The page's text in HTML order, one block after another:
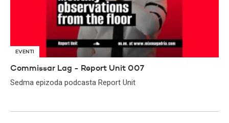
EVENTI
Commissar Lag - Report Unit 007
Sedma epizoda podcasta Report Unit